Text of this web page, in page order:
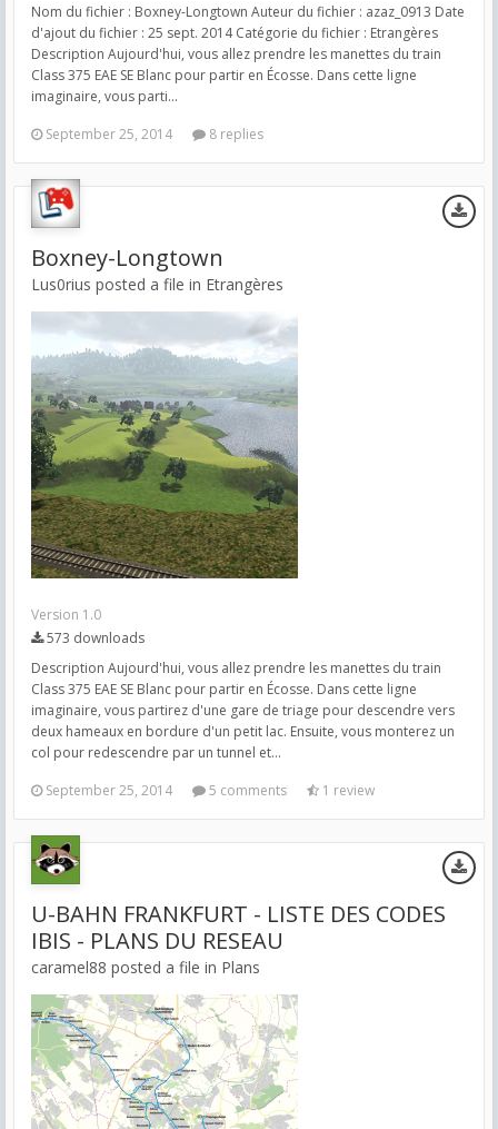
Nom du fichier : Boxney-Longtown Auteur du fichier : azaz_0913 Date
d'ajout du fichier : 25 sept. 2014 Catégorie du fichier : Etrangères
Description Aujourd'hui, vous allez prendre les manettes du train
Class 375 EAE SE Blanc pour partir en Écosse. Dans cette ligne
imaginaire, vous parti...
September 25, 2014
8 replies
Boxney-Longtown
Lus0rius posted a file in Etrangères
Version 1.0
573 downloads
Description Aujourd'hui, vous allez prendre les manettes du train
Class 375 EAE SE Blanc pour partir en Écosse. Dans cette ligne
imaginaire, vous partirez d'une gare de triage pour descendre vers
deux hameaux en bordure d'un petit lac. Ensuite, vous monterez un
col pour redescendre par un tunnel et...
September 25, 2014
5 comments 1 review
U-BAHN FRANKFURT - LISTE DES CODES
IBIS - PLANS DU RESEAU
caramel88 posted a file in Plans